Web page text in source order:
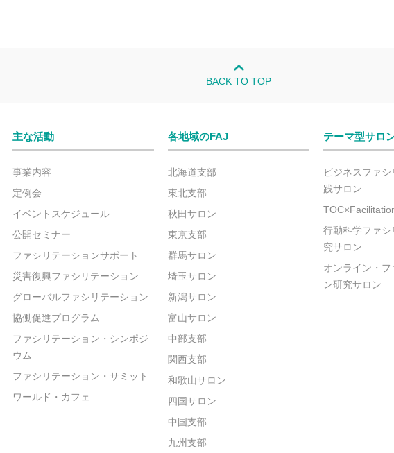
BACK TO TOP
主な活動
事業内容
定例会
イベントスケジュール
公開セミナー
ファシリテーションサポート
災害復興ファシリテーション
グローバルファシリテーション
協働促進プログラム
ファシリテーション・シンポジ
ウム
ファシリテーション・サミット
ワールド・カフェ
各地域のFAJ
北海道支部
東北支部
秋田サロン
東京支部
群馬サロン
埼玉サロン
新潟サロン
富山サロン
中部支部
関西支部
和歌山サロン
四国サロン
中国支部
九州支部
テーマ型サロ
ビジネスファ
践サロン
行動科学ファ
究サロン
オンライン・フ
ン研究サロン